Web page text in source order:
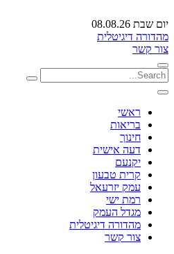
יום שבת 08.08.26
מהדורה דיגיטלית
צור קשר
ראשי
בריאות
חינוך
דעה אישית
יקנעם
קרית טבעון
עמק יזרעאל
רמת ישי
מגדל העמק
מהדורה דיגיטלית
צור קשר